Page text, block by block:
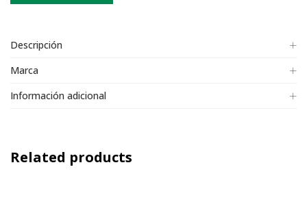
Descripción
Marca
Información adicional
Related products